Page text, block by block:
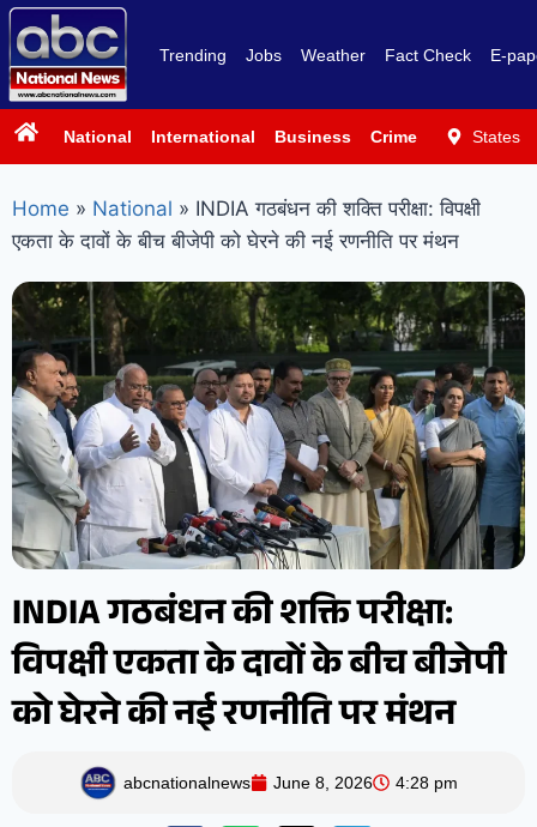
Trending Jobs Weather Fact Check E-
National International Business Crime PoliticsStates
Home » National » INDIA गठबंधन की शक्ति परीक्षा: विपक्षी
एकता के दावों के बीच बीजेपी को घेरने की नई रणनीति पर मंथन
INDIA गठबंधन की शक्ति परीक्षा:
विपक्षी एकता के दावों के बीच बीजेपी
को घेरने की नई रणनीति पर मंथन
abcnationalnews June 8, 2026 4:28 pm